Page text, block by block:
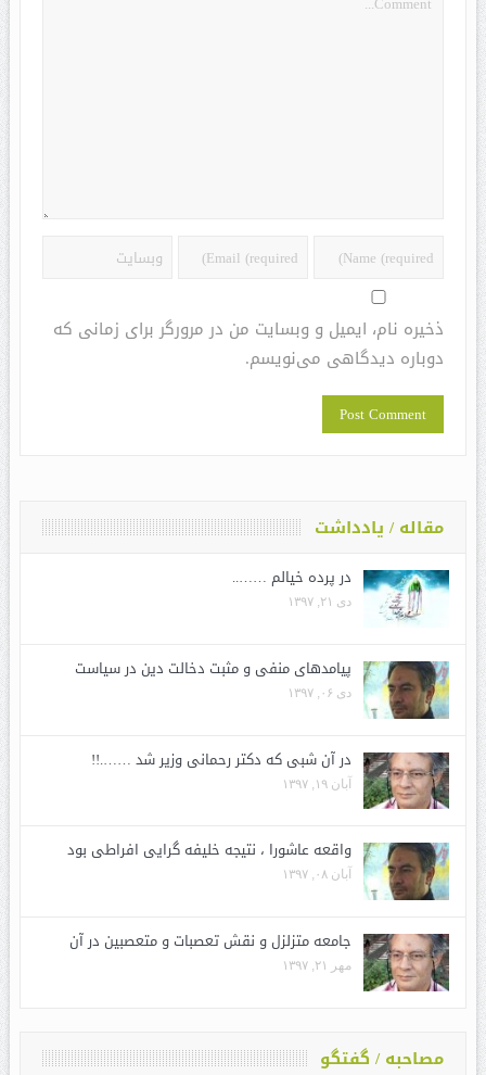
ذخیره نام، ایمیل و وبسایت من در مرورگر برای زمانی که
دوباره دیدگاهی می‌نویسم.
مقاله / یادداشت
در پرده خیالم ……..
دی ۲۱, ۱۳۹۷
پیامدهای منفی و مثبت دخالت دین در سیاست
دی ۰۶, ۱۳۹۷
در آن شبی که دکتر رحمانی وزیر شد …….!!
آبان ۱۹, ۱۳۹۷
واقعه عاشورا ، نتیجه خلیفه گرایی افراطی بود
آبان ۰۸, ۱۳۹۷
جامعه متزلزل و نقش تعصبات و متعصبین در آن
مهر ۲۱, ۱۳۹۷
مصاحبه / گفتگو